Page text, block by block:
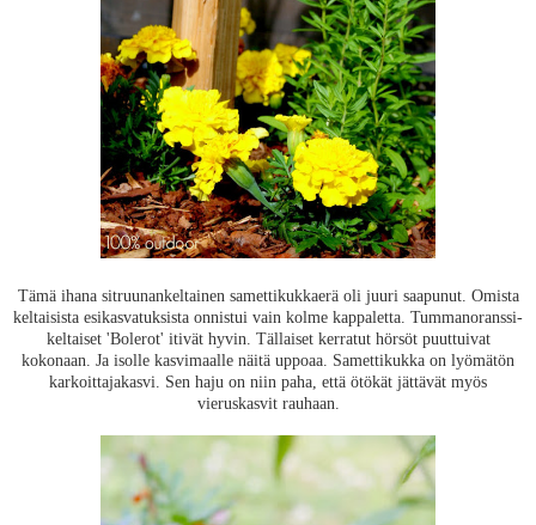
Tämä ihana sitruunankeltainen samettikukkaerä oli juuri saapunut. Omista
keltaisista esikasvatuksista onnistui vain kolme kappaletta. Tummanoranssi-
keltaiset 'Bolerot' itivät hyvin. Tällaiset kerratut hörsöt puuttuivat
kokonaan. Ja isolle kasvimaalle näitä uppoaa. Samettikukka on lyömätön
karkoittajakasvi. Sen haju on niin paha, että ötökät jättävät myös
vieruskasvit rauhaan.